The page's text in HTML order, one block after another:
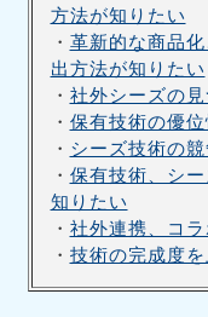
方法が知りたい
・ 革新的な商品
出方法が知りたい
・ 社外シーズの
・ 保有技術の優
・ シーズ技術の
・ 保有技術、シ
知りたい
・ 社外連携、コ
・ 技術の完成度